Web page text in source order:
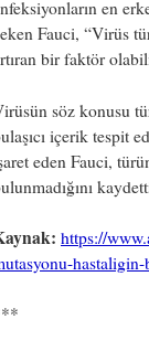
en
Fauci, “Virüs
bir faktör
söz konusu
içerik tespit
eden Fauci,
https://